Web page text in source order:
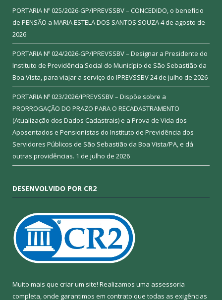
PORTARIA Nº 025/2026-GP/IPREVSSBV – CONCEDIDO, o benefício
de PENSÃO a MARIA ESTELA DOS SANTOS SOUZA4 de agosto de
2026
PORTARIA Nº 024/2026-GP/IPREVSSBV – Designar a Presidente do
Instituto de Previdência Social do Município de São Sebastião da
Boa Vista, para viajar a serviço do IPREVSSBV24 de julho de 2026
PORTARIA Nº 023/2026/IPREVSSBV – Dispõe sobre a
PRORROGAÇÃO DO PRAZO PARA O RECADASTRAMENTO
(Atualização dos Dados Cadastrais) e a Prova de Vida dos
Aposentados e Pensionistas do Instituto de Previdência dos
Servidores Públicos de São Sebastião da Boa Vista/PA, e dá
outras providências. 1 de julho de 2026
DESENVOLVIDO POR CR2
Muito mais que criar um site! Realizamos uma assessoria
completa, onde garantimos em contrato que todas as exigências